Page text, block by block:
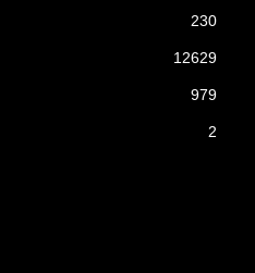
230
12629
979
2